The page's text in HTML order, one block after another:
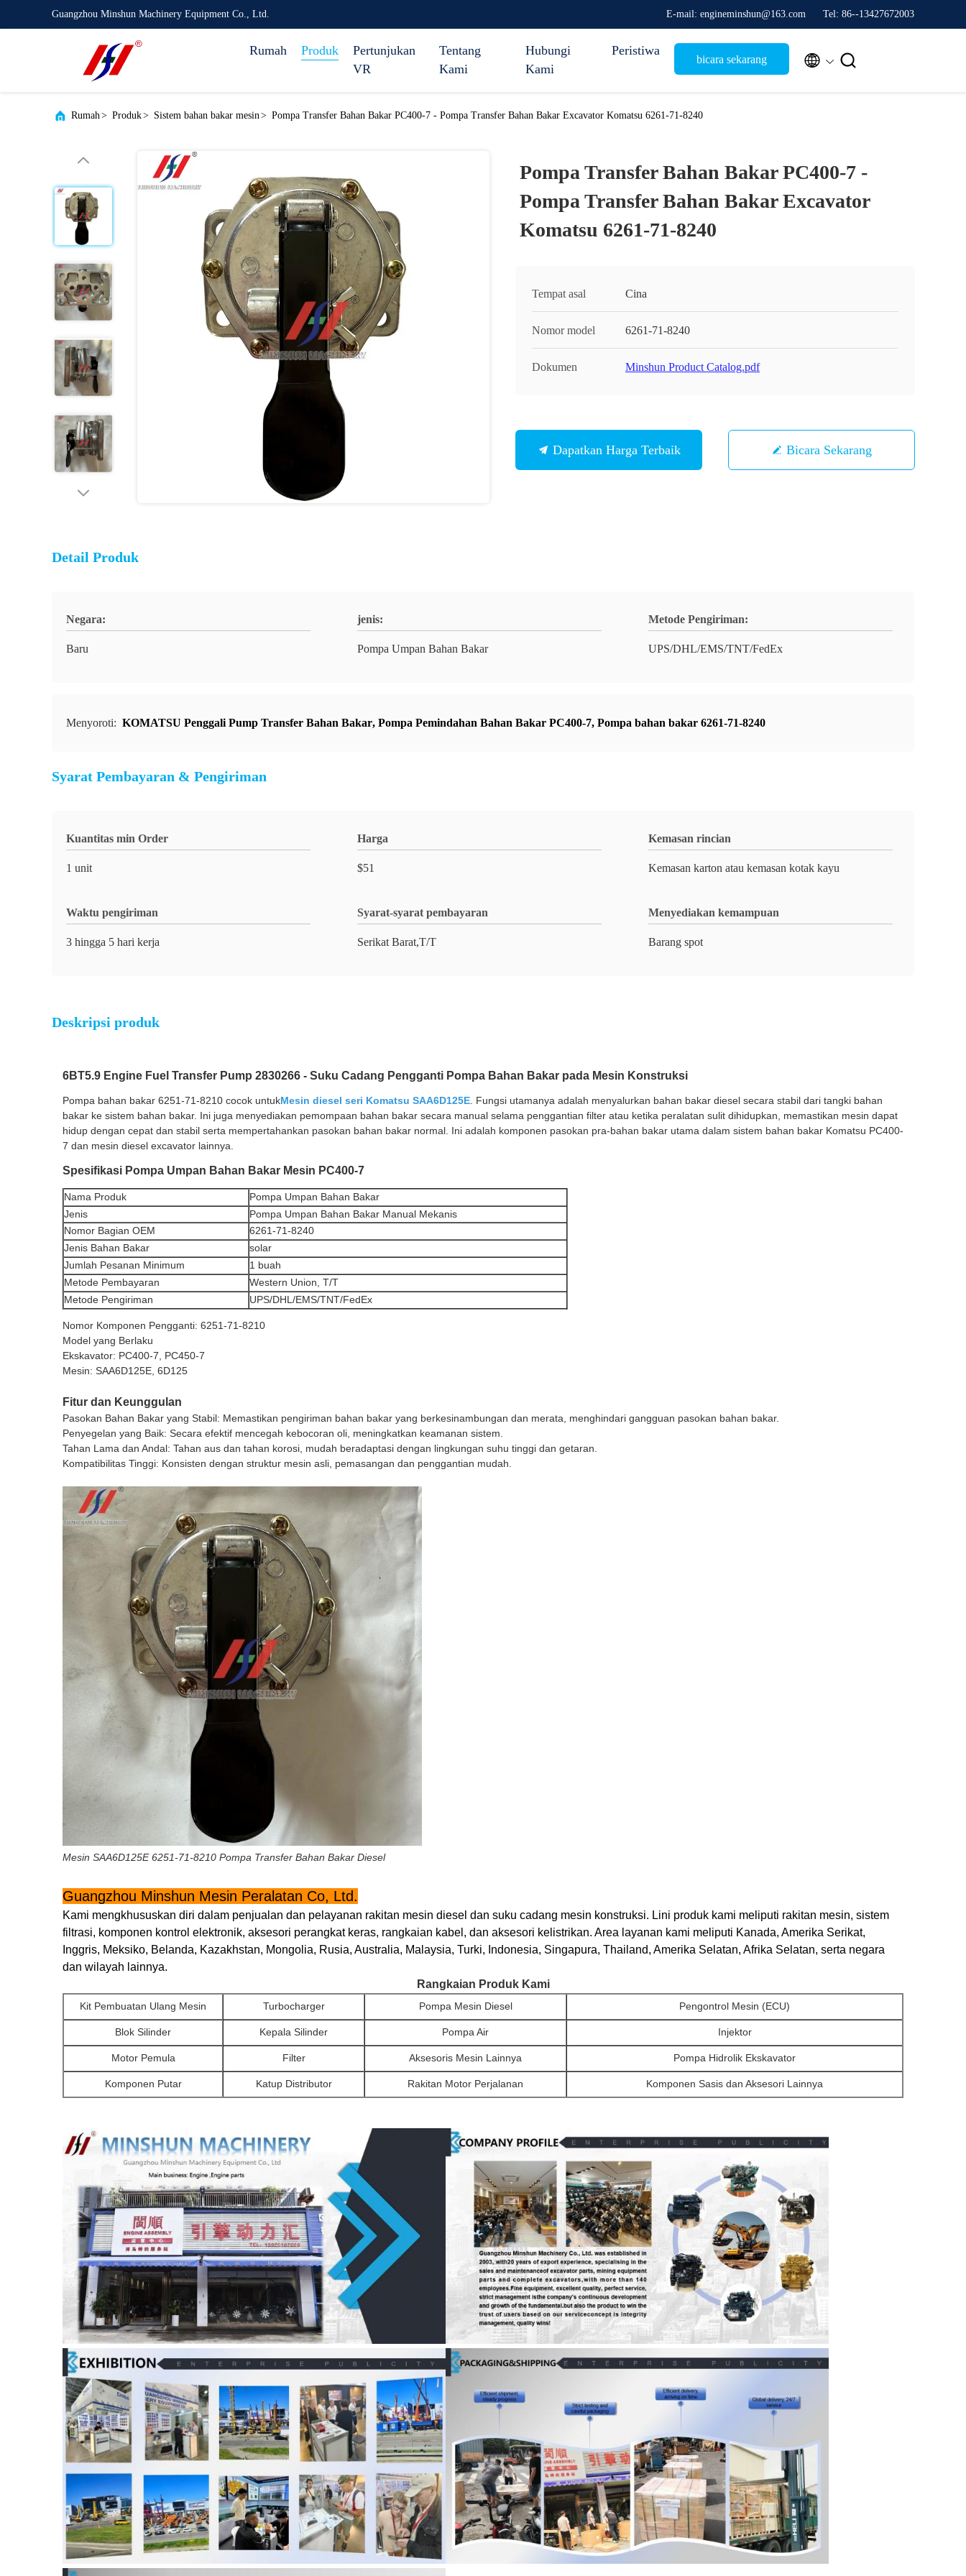
Guangzhou Minshun Machinery Equipment Co., Ltd. E-mail: engineminshun@163.com Tel: 86--13427672003
Rumah Produk
Pertunjukan
VR
Tentang
Kami
Hubungi
Kami
Peristiwa
bicara sekarang  
Rumah> Produk> Sistem bahan bakar mesin> Pompa Transfer Bahan Bakar PC400-7 - Pompa Transfer Bahan Bakar Excavator Komatsu 6261-71-8240
Pompa Transfer Bahan Bakar PC400-7 -
Pompa Transfer Bahan Bakar Excavator
Komatsu 6261-71-8240
Tempat asal Cina
Nomor model 6261-71-8240
Dokumen Minshun Product Catalog.pdf
Dapatkan Harga Terbaik Bicara Sekarang
Detail Produk
Negara:
Baru
jenis:
Pompa Umpan Bahan Bakar
Metode Pengiriman:
UPS/DHL/EMS/TNT/FedEx
Menyoroti: KOMATSU Penggali Pump Transfer Bahan Bakar, Pompa Pemindahan Bahan Bakar PC400-7, Pompa bahan bakar 6261-71-8240
Syarat Pembayaran & Pengiriman
Kuantitas min Order
1 unit
Harga
$51
Kemasan rincian
Kemasan karton atau kemasan kotak kayu
Waktu pengiriman
3 hingga 5 hari kerja
Syarat-syarat pembayaran
Serikat Barat,T/T
Menyediakan kemampuan
Barang spot
Deskripsi produk
6BT5.9 Engine Fuel Transfer Pump 2830266 - Suku Cadang Pengganti Pompa Bahan Bakar pada Mesin Konstruksi
Pompa bahan bakar 6251-71-8210 cocok untukMesin diesel seri Komatsu SAA6D125E . Fungsi utamanya adalah menyalurkan bahan bakar diesel secara stabil dari tangki bahan
bakar ke sistem bahan bakar. Ini juga menyediakan pemompaan bahan bakar secara manual selama penggantian filter atau ketika peralatan sulit dihidupkan, memastikan mesin dapat
hidup dengan cepat dan stabil serta mempertahankan pasokan bahan bakar normal. Ini adalah komponen pasokan pra-bahan bakar utama dalam sistem bahan bakar Komatsu PC400-
7 dan mesin diesel excavator lainnya.
Spesifikasi Pompa Umpan Bahan Bakar Mesin PC400-7
Nama Produk
Pompa Umpan Bahan Bakar
Jenis
Pompa Umpan Bahan Bakar Manual Mekanis
Nomor Bagian OEM
6261-71-8240
Jenis Bahan Bakar
solar
Jumlah Pesanan Minimum
1 buah
Metode Pembayaran
Western Union, T/T
Metode Pengiriman
UPS/DHL/EMS/TNT/FedEx
Nomor Komponen Pengganti: 6251-71-8210
Model yang Berlaku
Ekskavator: PC400-7, PC450-7
Mesin: SAA6D125E, 6D125
Fitur dan Keunggulan
Pasokan Bahan Bakar yang Stabil: Memastikan pengiriman bahan bakar yang berkesinambungan dan merata, menghindari gangguan pasokan bahan bakar.
Penyegelan yang Baik: Secara efektif mencegah kebocoran oli, meningkatkan keamanan sistem.
Tahan Lama dan Andal: Tahan aus dan tahan korosi, mudah beradaptasi dengan lingkungan suhu tinggi dan getaran.
Kompatibilitas Tinggi: Konsisten dengan struktur mesin asli, pemasangan dan penggantian mudah.
Mesin SAA6D125E 6251-71-8210 Pompa Transfer Bahan Bakar Diesel
Guangzhou Minshun Mesin Peralatan Co, Ltd.
Kami mengkhususkan diri dalam penjualan dan pelayanan rakitan mesin diesel dan suku cadang mesin konstruksi. Lini produk kami meliputi rakitan mesin, sistem
filtrasi, komponen kontrol elektronik, aksesori perangkat keras, rangkaian kabel, dan aksesori kelistrikan. Area layanan kami meliputi Kanada, Amerika Serikat,
Inggris, Meksiko, Belanda, Kazakhstan, Mongolia, Rusia, Australia, Malaysia, Turki, Indonesia, Singapura, Thailand, Amerika Selatan, Afrika Selatan, serta negara
dan wilayah lainnya.
Rangkaian Produk Kami
Kit Pembuatan Ulang Mesin Turbocharger Pompa Mesin Diesel Pengontrol Mesin (ECU)
Blok Silinder Kepala Silinder Pompa Air Injektor
Motor Pemula Filter Aksesoris Mesin Lainnya Pompa Hidrolik Ekskavator
Komponen Putar Katup Distributor Rakitan Motor Perjalanan Komponen Sasis dan Aksesori Lainnya